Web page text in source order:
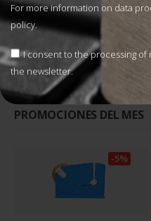
For more information on data
policy.
I consent to the processing
the newsletter.
enviado sin coste al
ANGEL MOYA
PROMOCIONES DEL MES
-5%